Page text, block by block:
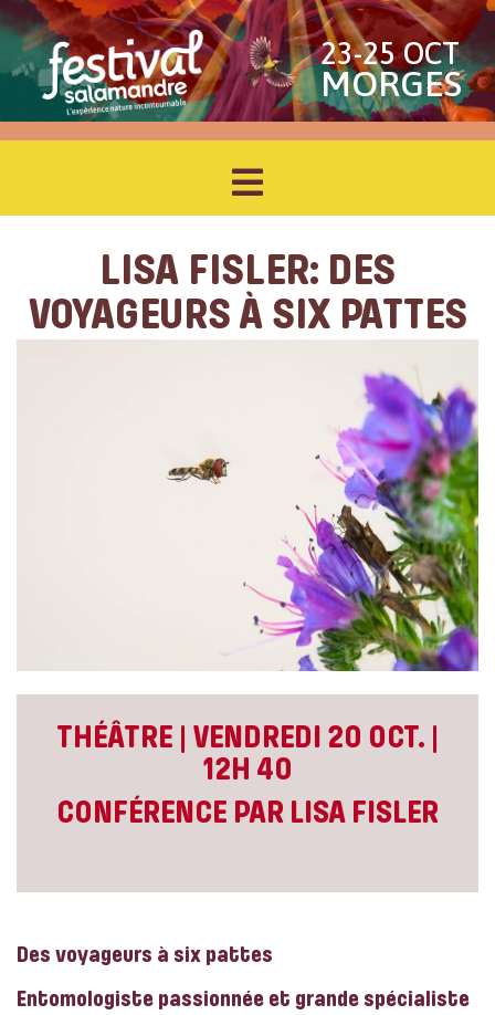
23-25 OCT
MORGES
LISA FISLER: DES
VOYAGEURS À SIX PATTES
THÉÂTRE | VENDREDI 20 OCT. |
12H 40
CONFÉRENCE PAR LISA FISLER
Des voyageurs à six pattes
Entomologiste passionnée et grande spécialiste